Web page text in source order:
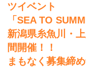
ツイベント
「SEA TO
新潟県糸魚川・
間開催！！
まもなく募集締